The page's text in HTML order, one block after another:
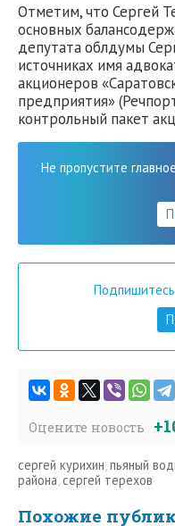
Отметим, что Сергей
основных
депутата облдумы
источниках имя
акционеров
предприятия»
контрольный пакет
Не пропустите
Оцените новость
сергей курихин,пьяный
района, сергей терехов
Похожие